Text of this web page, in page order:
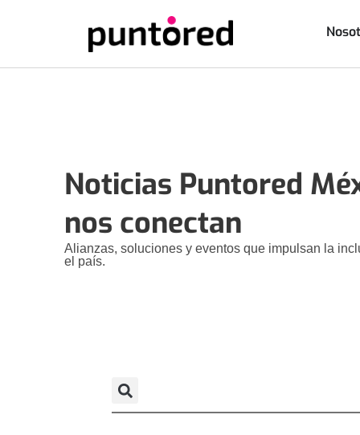
Noticias Puntored
nos conectan
Alianzas, soluciones y eventos que impulsan la
el país.